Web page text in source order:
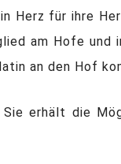
Herz für ihre
am Hofe und
an den Hof
erhält die